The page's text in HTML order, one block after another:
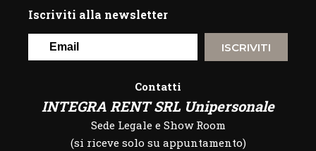
Iscriviti alla newsletter
ISCRIVITI
Contatti
INTEGRA RENT SRL Unipersonale
Sede Legale e Show Room
(si riceve solo su appuntamento)